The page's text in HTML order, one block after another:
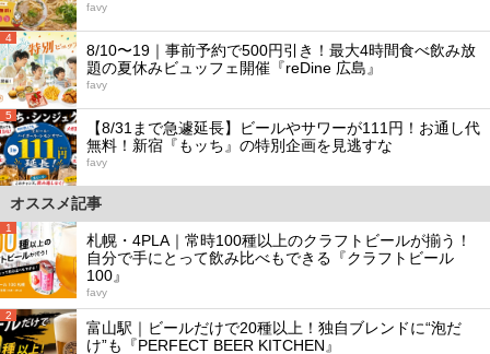
favy
4
8/10〜19｜事前予約で500円引き！最大4時間食べ飲み放
題の夏休みビュッフェ開催『reDine 広島』
favy
5
【8/31まで急遽延長】ビールやサワーが111円！お通し代
無料！新宿『もッち』の特別企画を見逃すな
favy
オススメ記事
1
札幌・4PLA｜常時100種以上のクラフトビールが揃う！
自分で手にとって飲み比べもできる『クラフトビール
100』
favy
2
富山駅｜ビールだけで20種以上！独自ブレンドに“泡だ
け”も『PERFECT BEER KITCHEN』